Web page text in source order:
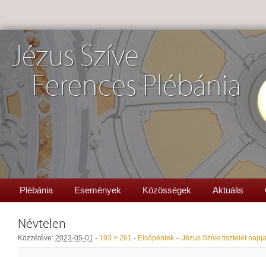
Jézus Szíve
Ferences Plébánia
Plébánia Események Közösségek Aktuális
Névtelen
Közzétéve: 2023-05-01 - 193 × 261 - Elsőpéntek – Jézus Szíve tisztelet napja